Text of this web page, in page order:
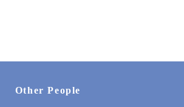
Other People